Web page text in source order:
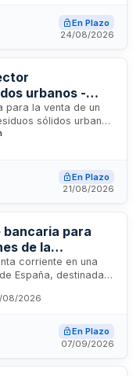
se realizará
caso de múltiples
servicio privado de
En Plazo
24/08/2026
urbanos -
Margañán
para la venta de un
sólidos urbanos
El
de las
jurídicas, españolas
obrar y que no
En Plazo
21/08/2026
para
de la
corriente en una
España, destinada a
sociales y otras
Nacional de
de canales
comunicaciones y
08/2026
En Plazo
07/09/2026